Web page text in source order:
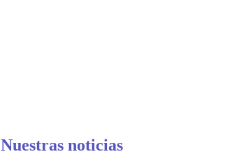
Nuestras noticias